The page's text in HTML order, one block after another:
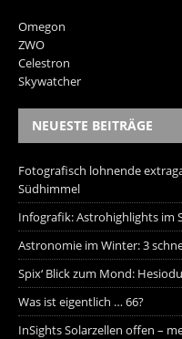
Omegon
ZWO
Celestron
Skywatcher
NEUESTE BEITRÄGE
Fotografisch lohnende
Südhimmel
Infografik: Astrohighlights im
Astronomie im Winter: 3
Spix‘ Blick zum Mond:
Was ist eigentlich … 66?
InSights Solarzellen offen –